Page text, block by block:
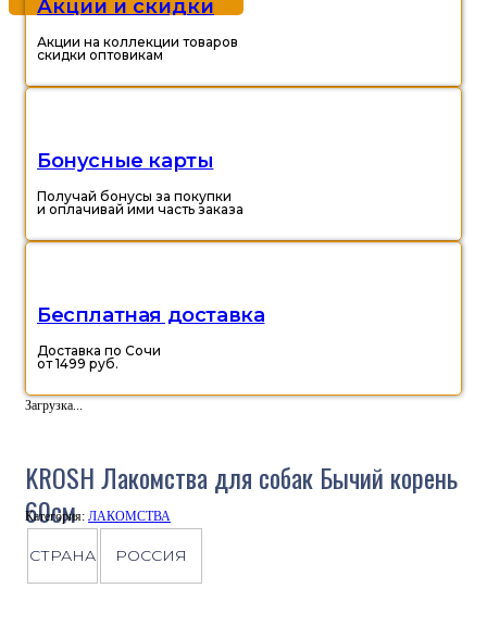
Акции и скидки
Акции на коллекции товаров
скидки оптовикам
Бонусные карты
Получай бонусы за покупки
и оплачивай ими часть заказа
Бесплатная доставка
Доставка по Сочи
от 1499 руб.
Загрузка...
KROSH Лакомства для собак Бычий корень
60см
Категория: ЛАКОМСТВА
СТРАНА РОССИЯ